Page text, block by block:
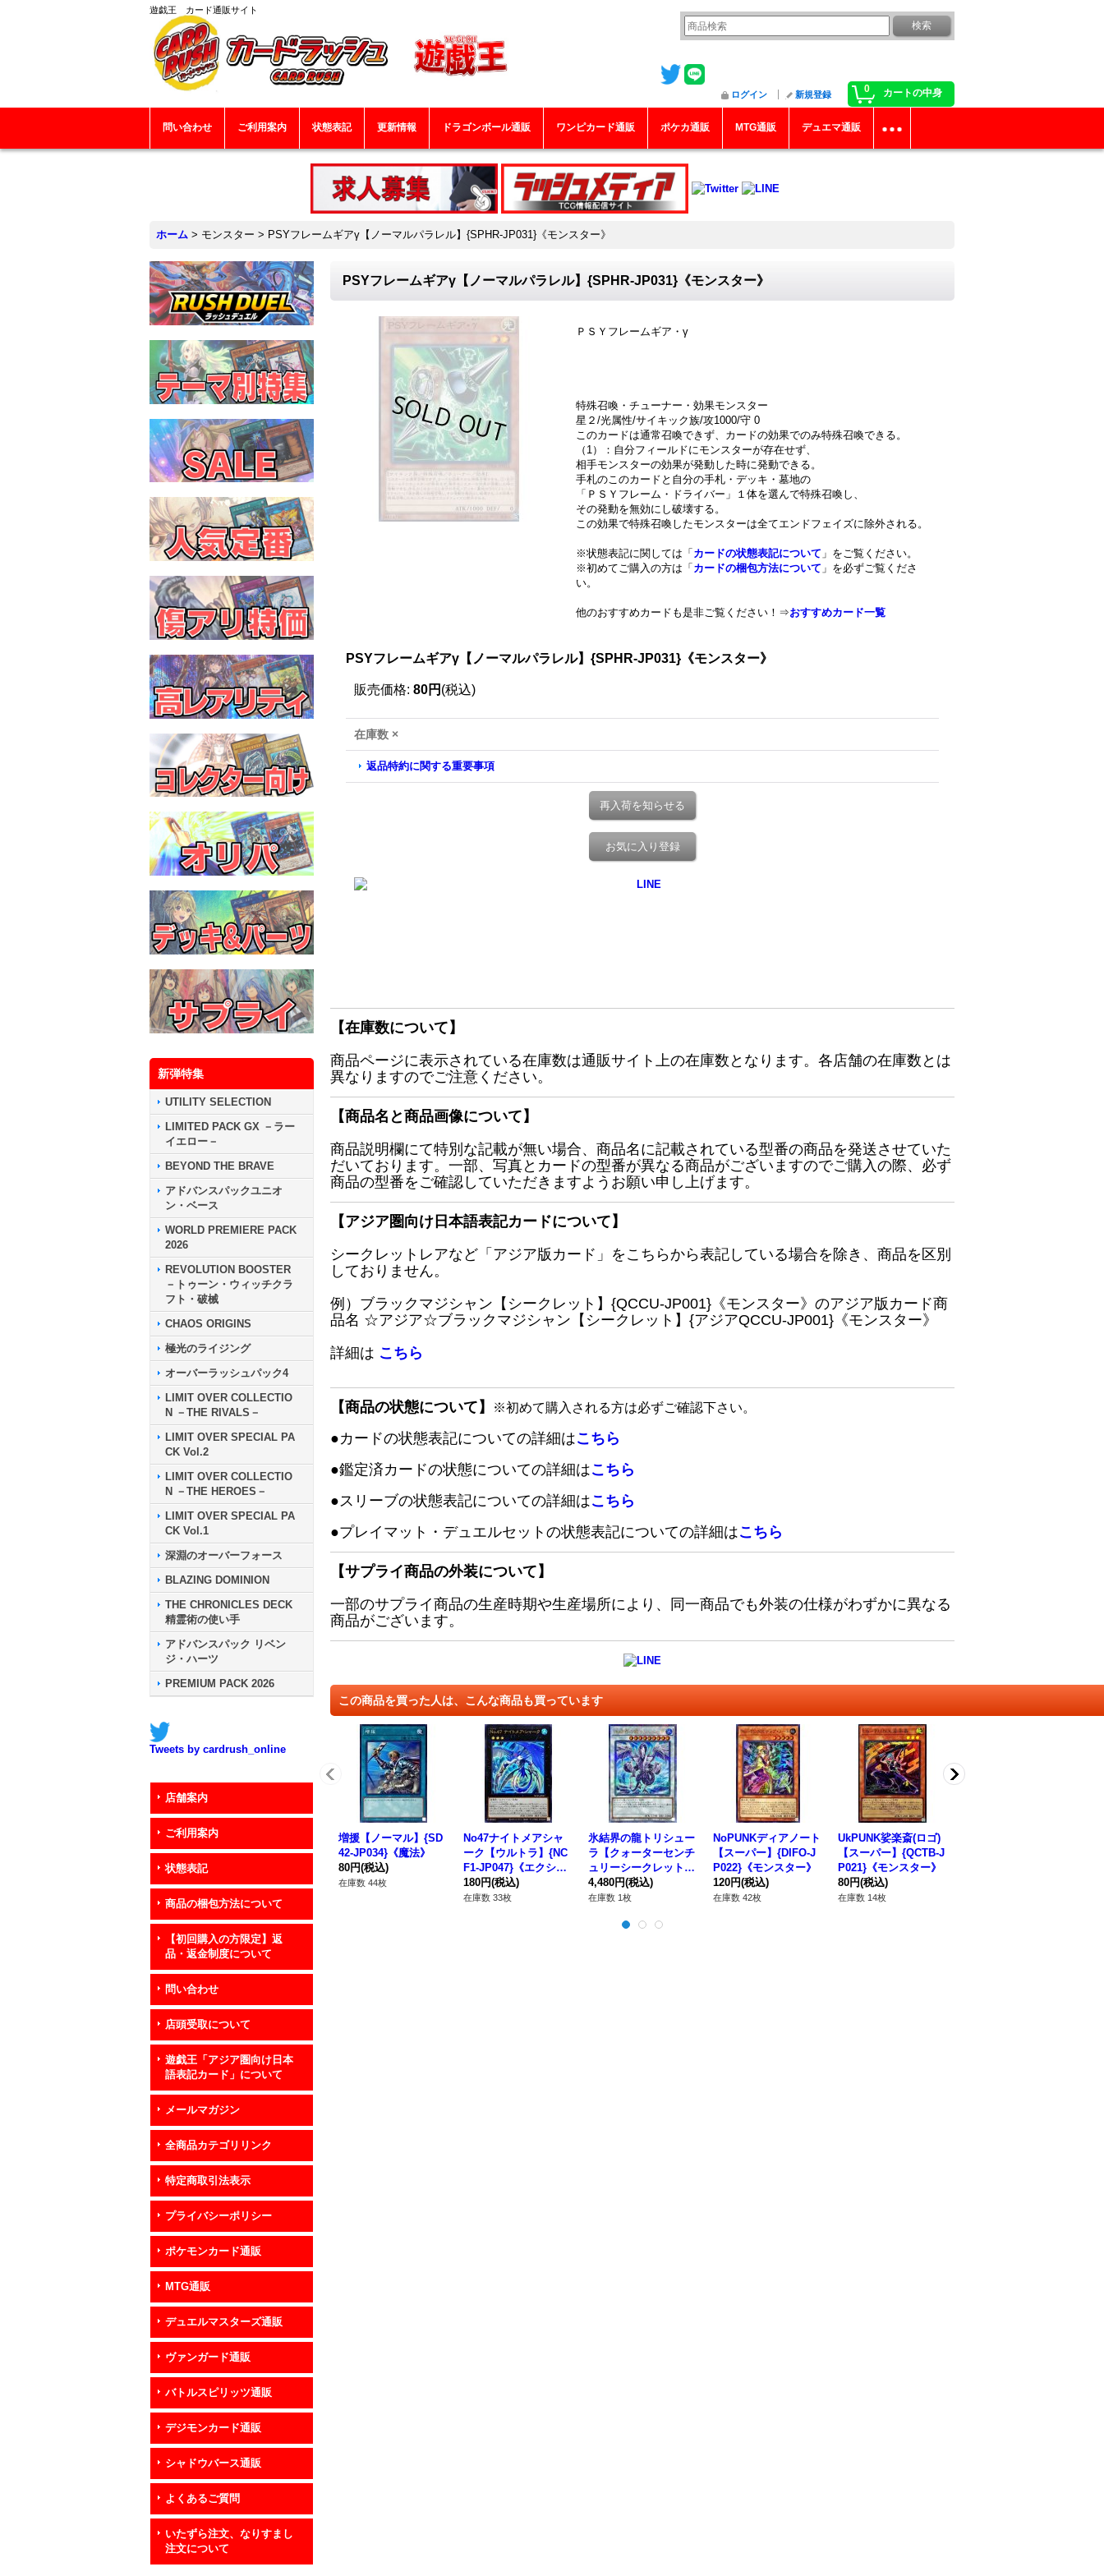
遊戯王 カード通販サイト
0 カートの中身
ログイン 新規登録
問い合わせ ご利用案内 状態表記 更新情報 ドラゴンボール通販 ワンピカード通販 ポケカ通販 MTG通販 デュエマ通販
ホーム > モンスター > PSYフレームギアγ【ノーマルパラレル】{SPHR-JP031}《モンスター》
新弾特集
UTILITY SELECTION
LIMITED PACK GX －ラー
イエロー－
BEYOND THE BRAVE
アドバンスパックユニオ
ン・ベース
WORLD PREMIERE PACK
2026
REVOLUTION BOOSTER
－トゥーン・ウィッチクラ
フト・破械
CHAOS ORIGINS
極光のライジング
オーバーラッシュパック4
LIMIT OVER COLLECTIO
N －THE RIVALS－
LIMIT OVER SPECIAL PA
CK Vol.2
LIMIT OVER COLLECTIO
N －THE HEROES－
LIMIT OVER SPECIAL PA
CK Vol.1
深淵のオーバーフォース
BLAZING DOMINION
THE CHRONICLES DECK
精霊術の使い手
アドバンスパック リベン
ジ・ハーツ
PREMIUM PACK 2026
Tweets by cardrush_online
店舗案内
ご利用案内
状態表記
商品の梱包方法について
【初回購入の方限定】返
品・返金制度について
問い合わせ
店頭受取について
遊戯王「アジア圏向け日本
語表記カード」について
メールマガジン
全商品カテゴリリンク
特定商取引法表示
プライバシーポリシー
ポケモンカード通販
MTG通販
デュエルマスターズ通販
ヴァンガード通販
バトルスピリッツ通販
デジモンカード通販
シャドウバース通販
よくあるご質問
いたずら注文、なりすまし
注文について
PSYフレームギアγ【ノーマルパラレル】{SPHR-JP031}《モンスター》
ＰＳＹフレームギア・γ
特殊召喚・チューナー・効果モンスター
星２/光属性/サイキック族/攻1000/守 0
このカードは通常召喚できず、カードの効果でのみ特殊召喚できる。
（1）：自分フィールドにモンスターが存在せず、
相手モンスターの効果が発動した時に発動できる。
手札のこのカードと自分の手札・デッキ・墓地の
「ＰＳＹフレーム・ドライバー」１体を選んで特殊召喚し、
その発動を無効にし破壊する。
この効果で特殊召喚したモンスターは全てエンドフェイズに除外される。
※状態表記に関しては「 カードの状態表記について 」をご覧ください。
※初めてご購入の方は「 カードの梱包方法について 」を必ずご覧くださ
い。
他のおすすめカードも是非ご覧ください！⇒おすすめカード一覧
PSYフレームギアγ【ノーマルパラレル】{SPHR-JP031}《モンスター》
販売価格: 80円 (税込)
在庫数 ×
返品特約に関する重要事項
再入荷を知らせる
お気に入り登録
【在庫数について】
商品ページに表示されている在庫数は通販サイト上の在庫数となります。各店舗の在庫数とは
異なりますのでご注意ください。
【商品名と商品画像について】
商品説明欄にて特別な記載が無い場合、商品名に記載されている型番の商品を発送させていた
だいております。一部、写真とカードの型番が異なる商品がございますのでご購入の際、必ず
商品の型番をご確認していただきますようお願い申し上げます。
【アジア圏向け日本語表記カードについて】
シークレットレアなど「アジア版カード」をこちらから表記している場合を除き、商品を区別
しておりません。
例）ブラックマジシャン【シークレット】{QCCU-JP001}《モンスター》のアジア版カード商
品名 ☆アジア☆ブラックマジシャン【シークレット】{アジアQCCU-JP001}《モンスター》
詳細は こちら
【商品の状態について】 ※初めて購入される方は必ずご確認下さい。
●カードの状態表記についての詳細はこちら
●鑑定済カードの状態についての詳細はこちら
●スリーブの状態表記についての詳細はこちら
●プレイマット・デュエルセットの状態表記についての詳細はこちら
【サプライ商品の外装について】
一部のサプライ商品の生産時期や生産場所により、同一商品でも外装の仕様がわずかに異なる
商品がございます。
この商品を買った人は、こんな商品も買っています
増援【ノーマル】{SD
42-JP034}《魔法》
80円(税込)
在庫数 44枚
No47ナイトメアシャ
ーク【ウルトラ】{NC
F1-JP047}《エクシー
ズ》
180円(税込)
在庫数 33枚
氷結界の龍トリシュー
ラ【クォーターセンチ
ュリーシークレット】
{TW01-JP039}《シン
クロ》
4,480円(税込)
在庫数 1枚
NoPUNKディアノート
【スーパー】{DIFO-J
P022}《モンスター》
120円(税込)
在庫数 42枚
UkPUNK娑楽斎(ロゴ)
【スーパー】{QCTB-J
P021}《モンスター》
80円(税込)
在庫数 14枚